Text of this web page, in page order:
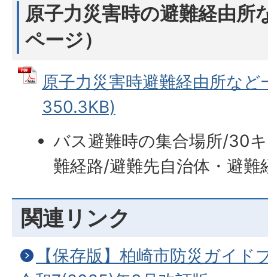
原子力災害時の避難経由
ページ）
原子力災害時避難経由所な
350.3KB)
バス避難時の集合場所/30
難経路/避難先自治体・避難
関連リンク
【保存版】柏崎市防災ガイド